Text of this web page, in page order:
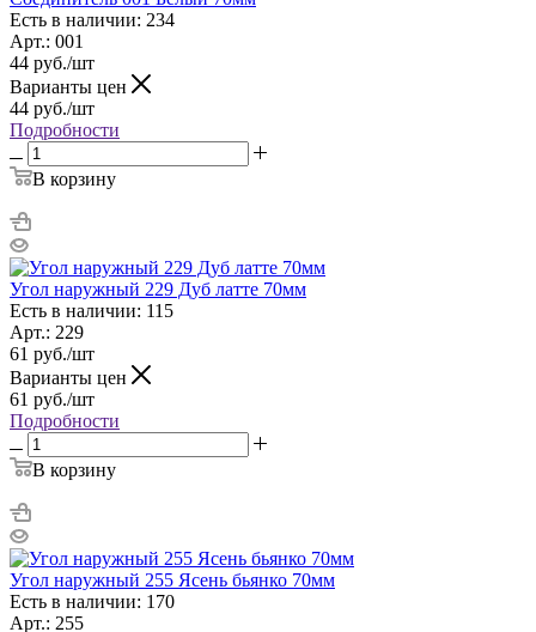
Есть в наличии: 234
Арт.: 001
44 руб./шт
Варианты цен
44 руб./шт
Подробности
В корзину
Угол наружный 229 Дуб латте 70мм
Есть в наличии: 115
Арт.: 229
61 руб./шт
Варианты цен
61 руб./шт
Подробности
В корзину
Угол наружный 255 Ясень бьянко 70мм
Есть в наличии: 170
Арт.: 255